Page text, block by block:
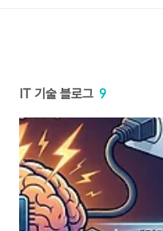
IT 기술 블로그 9